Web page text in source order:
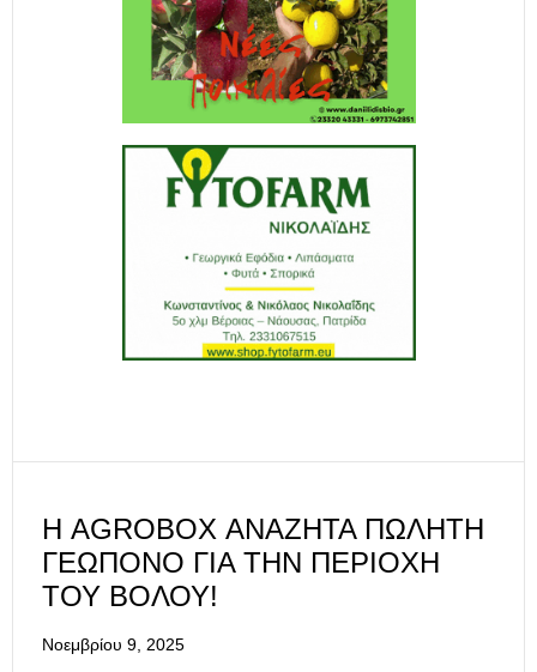
Η AGROBOX ΑΝΑΖΗΤΆ ΠΩΛΗΤΉ
ΓΕΩΠΌΝΟ ΓΙΑ ΤΗΝ ΠΕΡΙΟΧΉ
ΤΟΥ ΒΌΛΟΥ!
Νοεμβρίου 9, 2025